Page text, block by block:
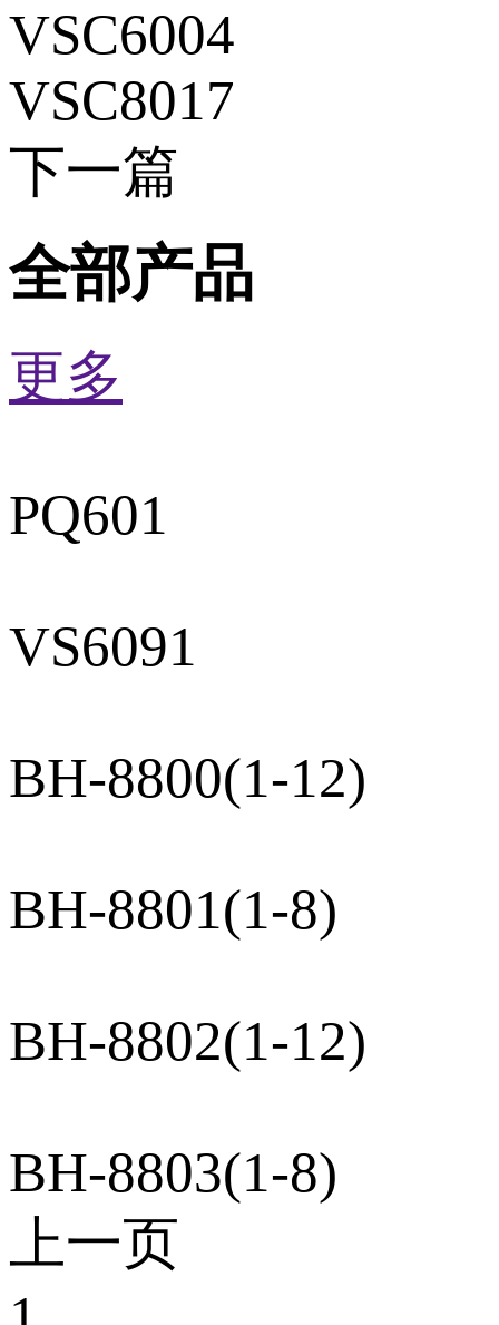
VSC6004
VSC8017
下一篇
全部产品
更多
PQ601
VS6091
BH-8800(1-12)
BH-8801(1-8)
BH-8802(1-12)
BH-8803(1-8)
上一页